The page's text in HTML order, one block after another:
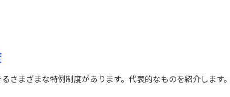
さまざまな特例制度があります。代表的なものを紹介します